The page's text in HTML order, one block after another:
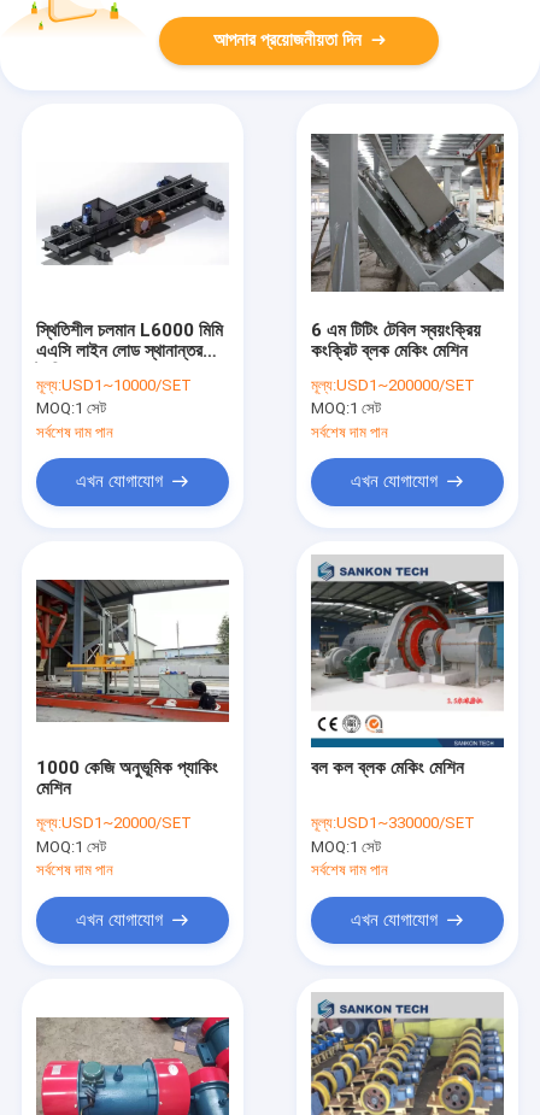
পণ্য
আমাদের সম্পর্কে
আপনার প্রয়োজনীয়তা দিন
স্থিতিশীল চলমান L6000 মিমি
এএসি লাইন লোড স্থানান্তর
মূল্য:USD1~10000/SET
MOQ:1 সেট
সর্বশেষ দাম পান
এখন যোগাযোগ
6 এম টিটিং টেবিল স্বয়ংক্রিয়
কংক্রিট ব্লক মেকিং মেশিন
মূল্য:USD1~200000/SET
MOQ:1 সেট
সর্বশেষ দাম পান
এখন যোগাযোগ
1000 কেজি অনুভূমিক প্যাকিং
মেশিন
মূল্য:USD1~20000/SET
MOQ:1 সেট
সর্বশেষ দাম পান
এখন যোগাযোগ
বল কল ব্লক মেকিং মেশিন
মূল্য:USD1~330000/SET
MOQ:1 সেট
সর্বশেষ দাম পান
এখন যোগাযোগ